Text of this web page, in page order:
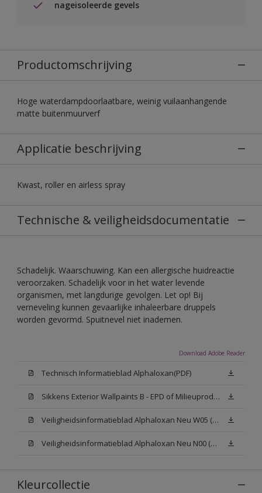
nageisoleerde gevels
Productomschrijving
Hoge waterdampdoorlaatbare, weinig vuilaanhangende
matte buitenmuurverf
Applicatie beschrijving
Kwast, roller en airless spray
Technische & veiligheidsdocumentatie
Schadelijk. Waarschuwing. Kan een allergische huidreactie
veroorzaken. Schadelijk voor in het water levende
organismen, met langdurige gevolgen. Let op! Bij
verneveling kunnen gevaarlijke inhaleerbare druppels
worden gevormd. Spuitnevel niet inademen.
Download Adobe Reader
Technisch Informatieblad Alphaloxan(PDF)
Sikkens Exterior Wallpaints B - EPD of Milieuproductverklaring
Veiligheidsinformatieblad Alphaloxan Neu W05 (MSDS)
Veiligheidsinformatieblad Alphaloxan Neu N00 (MSDS)
Kleurcollectie